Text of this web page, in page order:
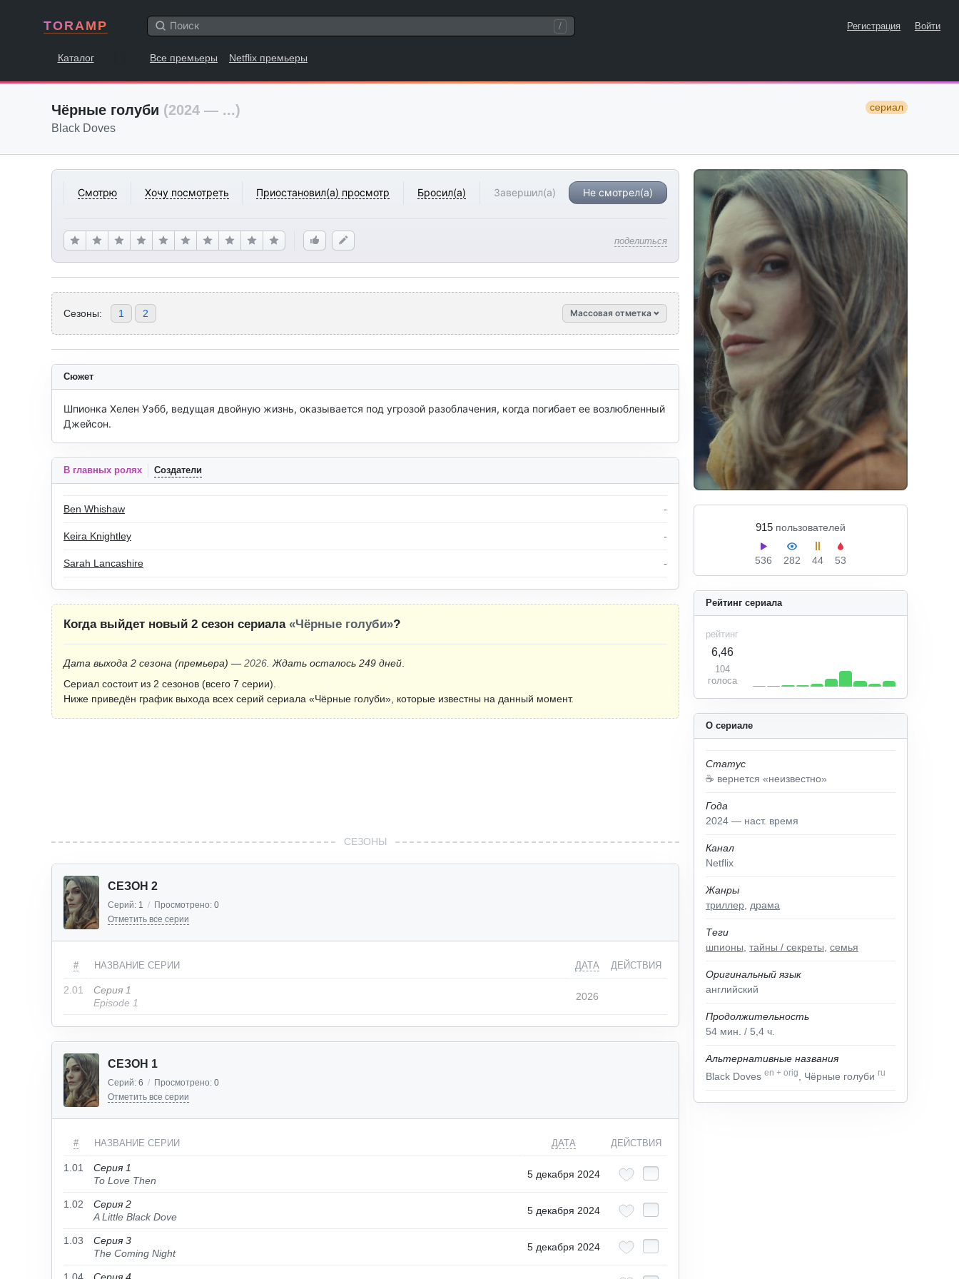
TORAMP / Регистрация Войти
Каталог Все премьеры Netflix премьеры
Чёрные голуби (2024 — ...) сериал
Black Doves
Смотрю Хочу посмотреть Приостановил(а) просмотр Бросил(а) Завершил(а) Не смотрел(а)
поделиться
915 пользователей
536 282 44 53
Сезоны: 1 2 Массовая отметка
О сериале
Статус
☕️ вернется «неизвестно»
Года
2024 — наст. время
Канал
Netflix
Жанры
триллер драма
Теги
шпионы тайны / секреты семья
Оригинальный язык
английский
Продолжительность
54 мин. / 5,4 ч.
Альтернативные названия
Black Doves en + orig , Чёрные голуби ru
Рейтинг сериала
рейтинг
6,46
104
голоса
Сюжет
Шпионка Хелен Уэбб, ведущая двойную жизнь, оказывается под угрозой разоблачения, когда погибает ее возлюбленный
Джейсон.
В главных ролях Создатели
Ben Whishaw -
Keira Knightley -
Sarah Lancashire -
Когда выйдет новый 2 сезон сериала «Чёрные голуби»?
Дата выхода 2 сезона (премьера) — 2026 . Ждать осталось 249 дней
Сериал состоит из 2 сезонов (всего 7 серии).
Ниже приведён график выхода всех серий сериала «Чёрные голуби», которые известны на данный момент.
СЕЗОНЫ
СЕЗОН 2
Серий: 1 / Просмотрено: 0
Отметить все серии
# НАЗВАНИЕ СЕРИИ ДАТА ДЕЙСТВИЯ
2.01
Серия 1
Episode 1
2026
СЕЗОН 1
Серий: 6 / Просмотрено: 0
Отметить все серии
# НАЗВАНИЕ СЕРИИ ДАТА ДЕЙСТВИЯ
1.01
Серия 1
To Love Then
5 декабря 2024
1.02
Серия 2
A Little Black Dove
5 декабря 2024
1.03
Серия 3
The Coming Night
5 декабря 2024